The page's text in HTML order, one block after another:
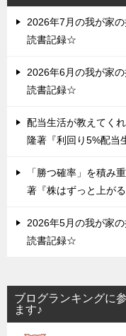
2026年7月の我が家
読書記録☆
2026年6月の我が家
読書記録☆
配当生活が教えてく
隆著『利回り5%配当
「勝つ確率」を積
著『株はずっと上が
2026年5月の我が家
読書記録☆
ブログランキングに
ます♪